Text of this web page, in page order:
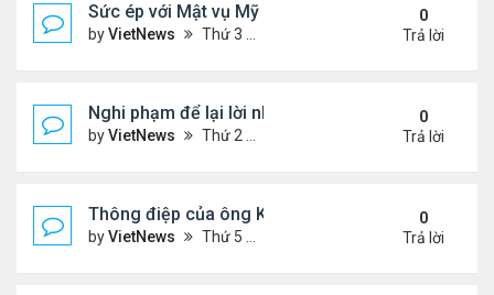
Sức ép với Mật vụ Mỹ khi bảo vệ lễ tưởng niệm
byVietNews Thứ 3 Tháng 9 16, 2025 5:42 pm
0
Trả lời
Nghi phạm để lại lời nhắn trước khi ám sát Charlie
byVietNews Thứ 2 Tháng 9 15, 2025 4:33 pm
0
Trả lời
Thông điệp của ông Kim Jong-un khi đưa con gái
byVietNews Thứ 5 Tháng 9 04, 2025 4:12 pm
0
Trả lời